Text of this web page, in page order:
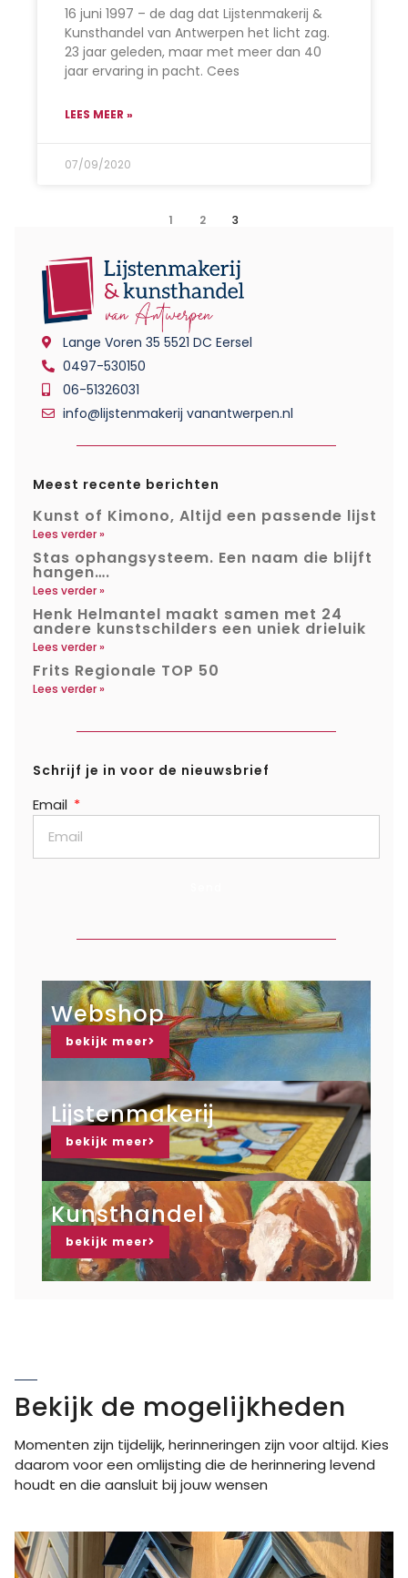
16 juni 1997 – de dag dat Lijstenmakerij &
Kunsthandel van Antwerpen het licht zag.
23 jaar geleden, maar met meer dan 40
jaar ervaring in pacht. Cees
LEES MEER »
07/09/2020
1 2 3
Lange Voren 35 5521 DC Eersel
0497-530150
06-51326031
info@lijstenmakerij vanantwerpen.nl
Meest recente berichten
Kunst of Kimono, Altijd een passende lijst
Lees verder »
Stas ophangsysteem. Een naam die blijft
hangen….
Lees verder »
Henk Helmantel maakt samen met 24
andere kunstschilders een uniek drieluik
Lees verder »
Frits Regionale TOP 50
Lees verder »
Schrijf je in voor de nieuwsbrief
Email
Webshop
bekijk meer
Lijstenmakerij
bekijk meer
Kunsthandel
bekijk meer
Bekijk de mogelijkheden
Momenten zijn tijdelijk, herinneringen zijn voor altijd. Kies
daarom voor een omlijsting die de herinnering levend
houdt en die aansluit bij jouw wensen